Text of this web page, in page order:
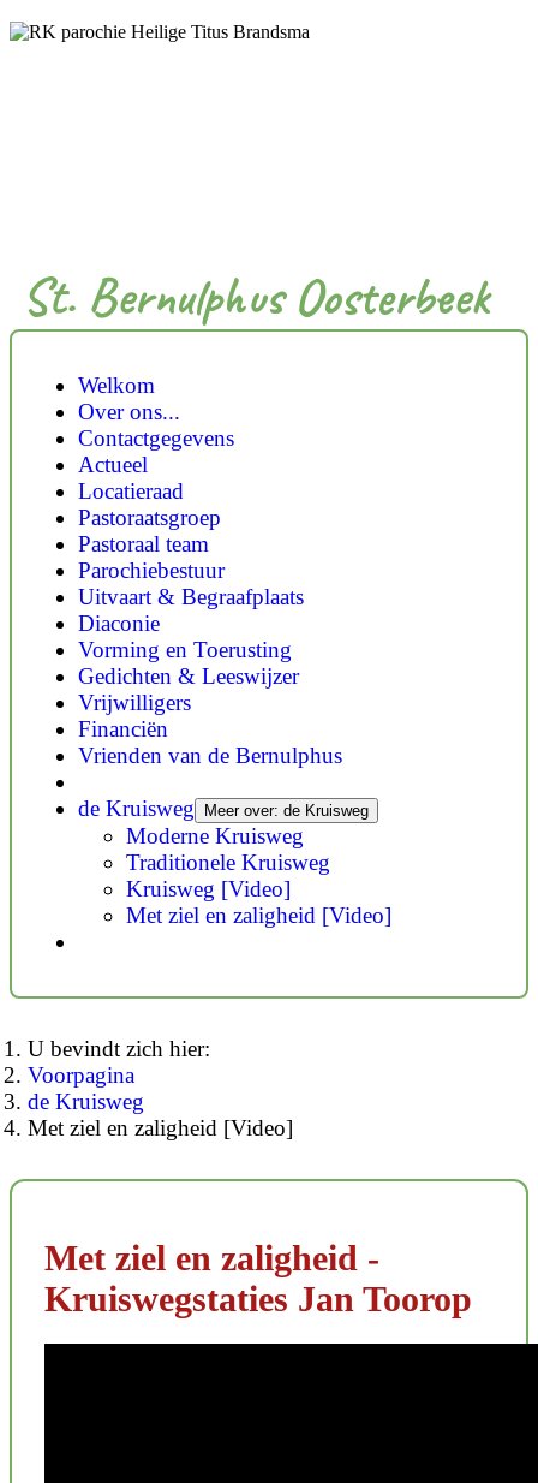
St. Bernulphus Oosterbeek
Welkom
Over ons...
Contactgegevens
Actueel
Locatieraad
Pastoraatsgroep
Pastoraal team
Parochiebestuur
Uitvaart & Begraafplaats
Diaconie
Vorming en Toerusting
Gedichten & Leeswijzer
Vrijwilligers
Financiën
Vrienden van de Bernulphus
de Kruisweg Meer over: de Kruisweg
Moderne Kruisweg
Traditionele Kruisweg
Kruisweg [Video]
Met ziel en zaligheid [Video]
U bevindt zich hier:
Voorpagina
de Kruisweg
Met ziel en zaligheid [Video]
Met ziel en zaligheid -
Kruiswegstaties Jan Toorop